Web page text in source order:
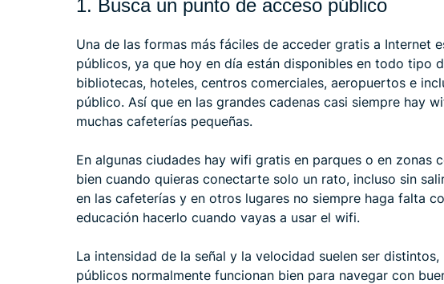
1. Busca un punto de acceso público
Una de las formas más fáciles de acceder gratis a Internet
públicos, ya que hoy en día están disponibles en todo tipo
bibliotecas, hoteles, centros comerciales, aeropuertos e
público. Así que en las grandes cadenas casi siempre hay
muchas cafeterías pequeñas.
En algunas ciudades hay wifi gratis en parques o en zonas
bien cuando quieras conectarte solo un rato, incluso sin
en las cafeterías y en otros lugares no siempre haga falta
educación hacerlo cuando vayas a usar el wifi.
La intensidad de la señal y la velocidad suelen ser
públicos normalmente funcionan bien para navegar con